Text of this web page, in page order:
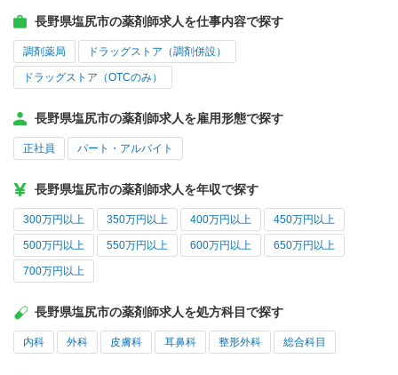
長野県塩尻市の薬剤師求人を仕事内容で探す
調剤薬局 ドラッグストア（調剤併設）
ドラッグストア（OTCのみ）
長野県塩尻市の薬剤師求人を雇用形態で探す
正社員 パート・アルバイト
長野県塩尻市の薬剤師求人を年収で探す
300万円以上 350万円以上 400万円以上 450万円以上
500万円以上 550万円以上 600万円以上 650万円以上
700万円以上
長野県塩尻市の薬剤師求人を処方科目で探す
内科 外科 皮膚科 耳鼻科 整形外科 総合科目